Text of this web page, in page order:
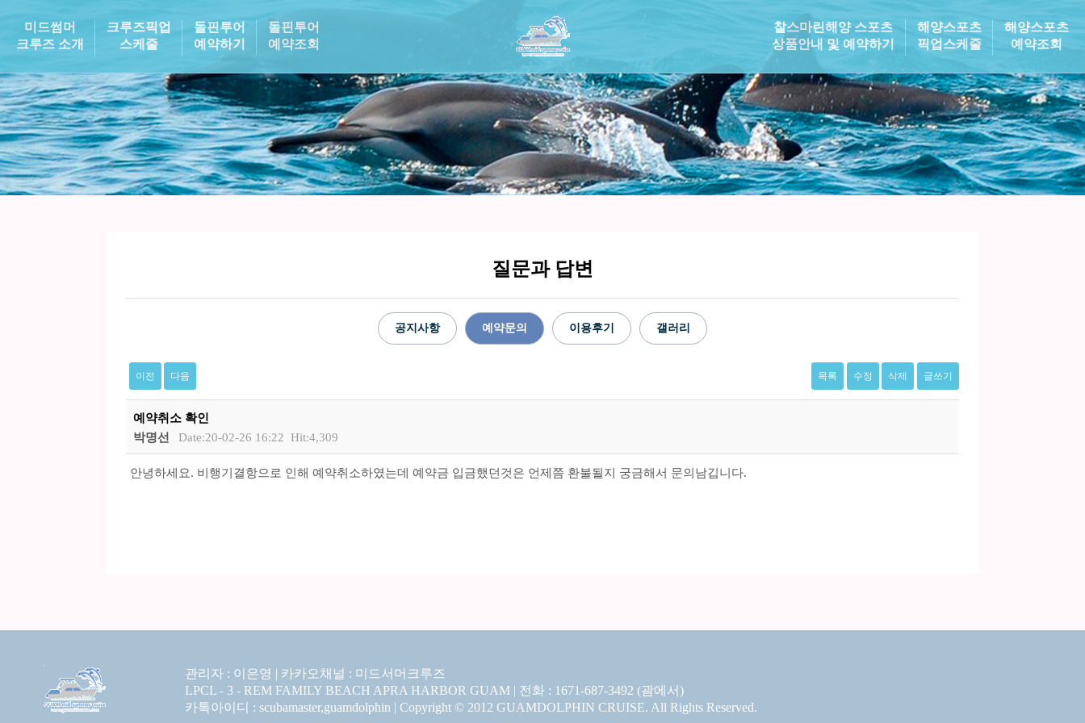
미드썸머
크루즈 소개
크루즈픽업
스케줄
돌핀투어
예약하기
돌핀투어
예약조회
찰스마린해양 스포츠
상품안내 및 예약하기
해양스포츠
픽업스케줄
해양스포츠
예약조회
질문과 답변
공지사항 예약문의 이용후기 갤러리
이전 다음 목록 수정 삭제 글쓰기
예약취소 확인
박명선
Date:20-02-26 16:22 Hit:4,309
안녕하세요. 비행기결항으로 인해 예약취소하였는데 예약금 입금했던것은 언제쯤 환불될지 궁금해서 문의남깁니다.
관리자 : 이은영 | 카카오채널 : 미드서머크루즈
LPCL - 3 - REM FAMILY BEACH APRA HARBOR GUAM | 전화 : 1671-687-3492 (괌에서)
카톡아이디 : scubamaster,guamdolphin | Copyright © 2012 GUAMDOLPHIN CRUISE. All Rights Reserved.